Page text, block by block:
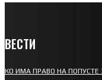
ВЕСТИ
КО ИМА ПРАВО НА ПОПУСТЕ